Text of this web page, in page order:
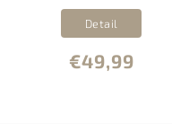
€49,99
Detail